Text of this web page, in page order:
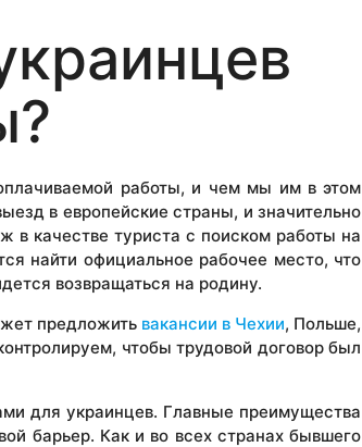
работы, и чем мы им в этом
в европейские страны, и значительно
в качестве туриста с поиском работы на
найти официальное рабочее место, что
возвращаться на родину.
предложить вакансии в Чехии, Польше,
чтобы трудовой договор был
для украинцев. Главные преимущества
барьер. Как и во всех странах бывшего